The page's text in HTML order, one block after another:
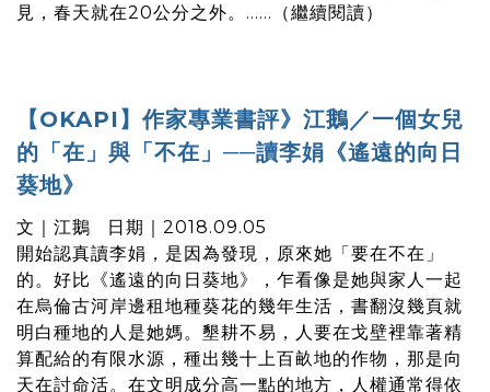
見，春天就在20公分之外。......（繼續閱讀）
【OKAPI】作家專業書評》江鵝／一個女兒
的「在」與「不在」──讀李娟《遙遠的向日
葵地》
文｜江鵝 日期｜2018.09.05
開始認真讀李娟，是因為發現，原來她「要在不在」
的。好比《遙遠的向日葵地》，乍看像是她與家人一起
在烏倫古河岸邊租地種葵花的幾年生活，書翻沒幾頁就
明白種地的人是她媽。墾耕不易，人要在戈壁裡靠著精
算配給的有限水源，種出幾十上百畝地的作物，那是向
天在討命活。在文明成分高一點的地方，人權通常得依